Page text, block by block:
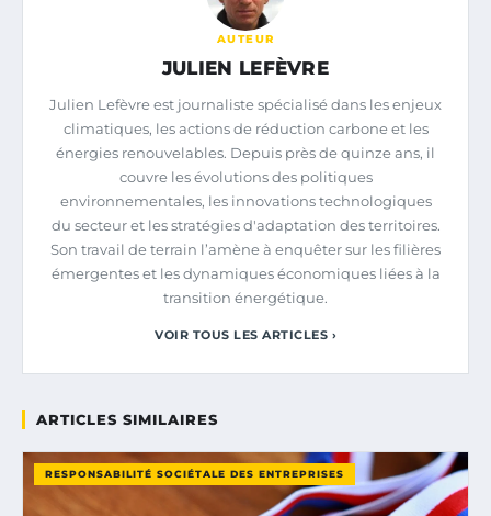
AUTEUR
JULIEN LEFÈVRE
Julien Lefèvre est journaliste spécialisé dans les enjeux
climatiques, les actions de réduction carbone et les
énergies renouvelables. Depuis près de quinze ans, il
couvre les évolutions des politiques
environnementales, les innovations technologiques
du secteur et les stratégies d'adaptation des territoires.
Son travail de terrain l’amène à enquêter sur les filières
émergentes et les dynamiques économiques liées à la
transition énergétique.
VOIR TOUS LES ARTICLES ›
ARTICLES SIMILAIRES
RESPONSABILITÉ SOCIÉTALE DES ENTREPRISES